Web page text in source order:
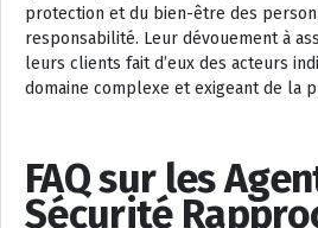
protection et du bien-être des
responsabilité. Leur dévouement à
leurs clients fait d’eux des acteurs
domaine complexe et exigeant de la
FAQ sur les
Sécurité